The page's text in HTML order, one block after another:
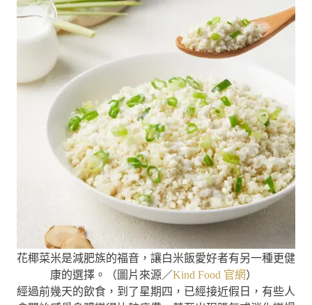
花椰菜米是減肥族的福音，讓白米飯愛好者有另一種更健
康的選擇。（圖片來源／Kind Food 官網）
經過前幾天的飲食，到了星期四，已經接近假日，有些人